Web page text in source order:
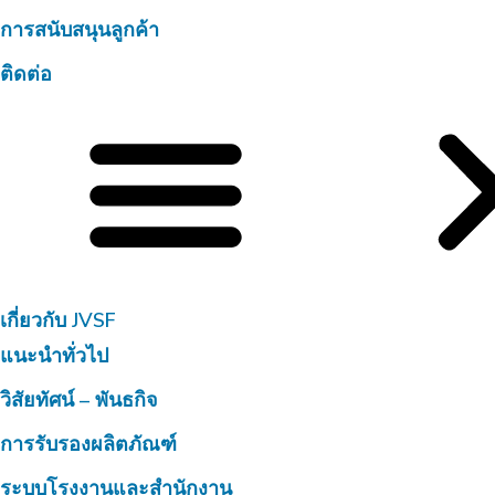
การสนับสนุนลูกค้า
ติดต่อ
เกี่ยวกับ JVSF
แนะนำทั่วไป
วิสัยทัศน์ – พันธกิจ
การรับรองผลิตภัณฑ์
ระบบโรงงานและสำนักงาน